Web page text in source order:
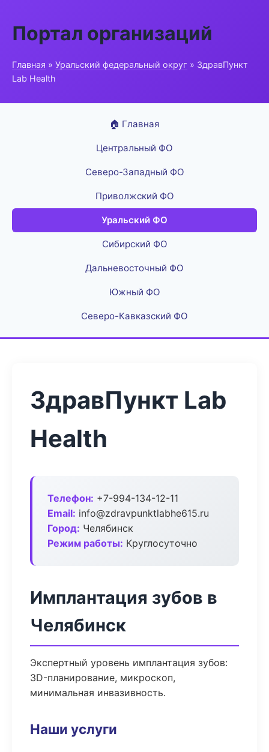
Портал организаций
Главная » Уральский федеральный округ » ЗдравПункт
Lab Health
🏠 Главная
Центральный ФО
Северо-Западный ФО
Приволжский ФО
Уральский ФО
Сибирский ФО
Дальневосточный ФО
Южный ФО
Северо-Кавказский ФО
ЗдравПункт Lab
Health
Телефон: +7-994-134-12-11
Email: info@zdravpunktlabhe615.ru
Город: Челябинск
Режим работы: Круглосуточно
Имплантация зубов в
Челябинск
Экспертный уровень имплантация зубов:
3D-планирование, микроскоп,
минимальная инвазивность.
Наши услуги